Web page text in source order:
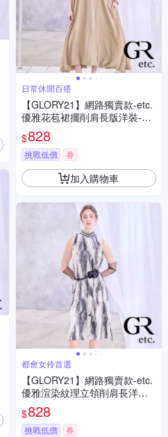
日常休閒百搭
【GLORY21】網路獨賣款-etc.
優雅花苞裙擺削肩長版洋裝-卡
其色
$828
挑戰低價 券
加入購物車
都會女伶首選
【GLORY21】網路獨賣款-etc.
優雅渲染紋理立領削肩長洋裝-
黑色
$828
挑戰低價 券